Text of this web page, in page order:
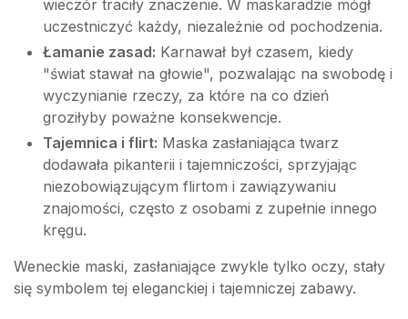
wieczór traciły znaczenie. W maskaradzie mógł
uczestniczyć każdy, niezależnie od pochodzenia.
Łamanie zasad: Karnawał był czasem, kiedy
"świat stawał na głowie", pozwalając na swobodę i
wyczynianie rzeczy, za które na co dzień
groziłyby poważne konsekwencje.
Tajemnica i flirt: Maska zasłaniająca twarz
dodawała pikanterii i tajemniczości, sprzyjając
niezobowiązującym flirtom i zawiązywaniu
znajomości, często z osobami z zupełnie innego
kręgu.
Weneckie maski, zasłaniające zwykle tylko oczy, stały
się symbolem tej eleganckiej i tajemniczej zabawy.